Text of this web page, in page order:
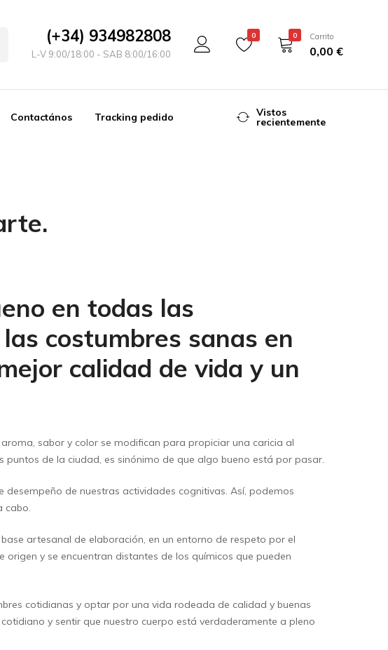
(+34) 934982808
L-V 9:00/18:00 - SAB 8:00/16:00
0 0 Carrito
0,00€
Contactános Tracking pedido Vistos
recientemente
en todas las
costumbres sanas en
calidad de vida y un
sabor y color se modifican para propiciar una caricia al
de la ciudad, es sinónimo de que algo bueno está por pasar.
de nuestras actividades cognitivas. Así, podemos
cabo.
artesanal de elaboración, en un entorno de respeto por el
y se encuentran distantes de los químicos que pueden
cotidianas y optar por una vida rodeada de calidad y buenas
y sentir que nuestro cuerpo está verdaderamente a pleno